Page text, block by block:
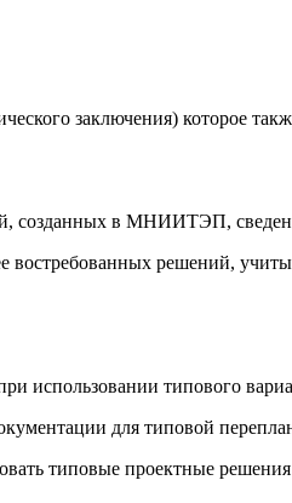
заключения) которое
созданных в МНИИТЭП,
востребованных решений,
использовании типового
для типовой
типовые проектные